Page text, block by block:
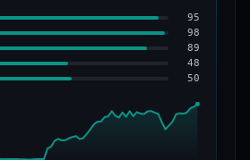
43/100
95
98
89
48
50